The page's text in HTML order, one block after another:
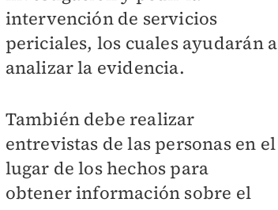
intervención de servicios
periciales, los cuales ayudarán a
analizar la evidencia.
También debe realizar
entrevistas de las personas en el
lugar de los hechos para
obtener información sobre el